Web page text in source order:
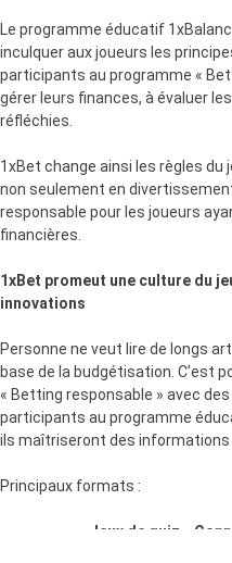
Le programme éducatif
inculquer aux joueurs les
participants au programme «
gérer leurs finances, à évaluer
réfléchies.
1xBet change ainsi les règles
non seulement en
responsable pour les joueurs
financières.
1xBet promeut une culture du
innovations
Personne ne veut lire de longs
base de la budgétisation. C’est
« Betting responsable » avec
participants au programme
ils maîtriseront des
Principaux formats :
Jeux de quiz «